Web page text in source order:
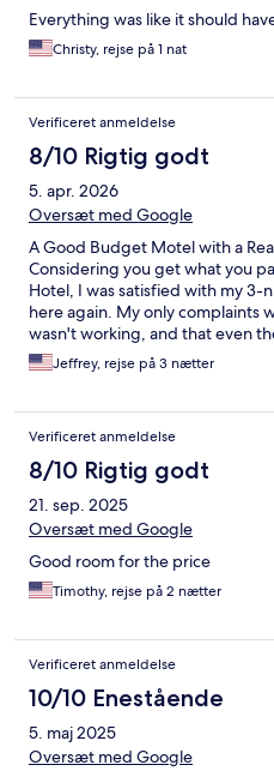
Everything was like it should
Christy, rejse på 1 nat
Verificeret anmeldelse
8/10 Rigtig godt
5. apr. 2026
Oversæt med Google
A Good Budget Motel with a
Considering you get what you
Hotel, I was satisfied with my 3-
here again. My only complaints
wasn't working, and that even
us fresh towels each day without
failed to notice that the
stay in a very nice town with
had at Texas Roadhouse was
Jeffrey, rejse på 3 nætter
Verificeret anmeldelse
8/10 Rigtig godt
21. sep. 2025
Oversæt med Google
Good room for the price
Timothy, rejse på 2 nætter
Verificeret anmeldelse
10/10 Enestående
5. maj 2025
Oversæt med Google